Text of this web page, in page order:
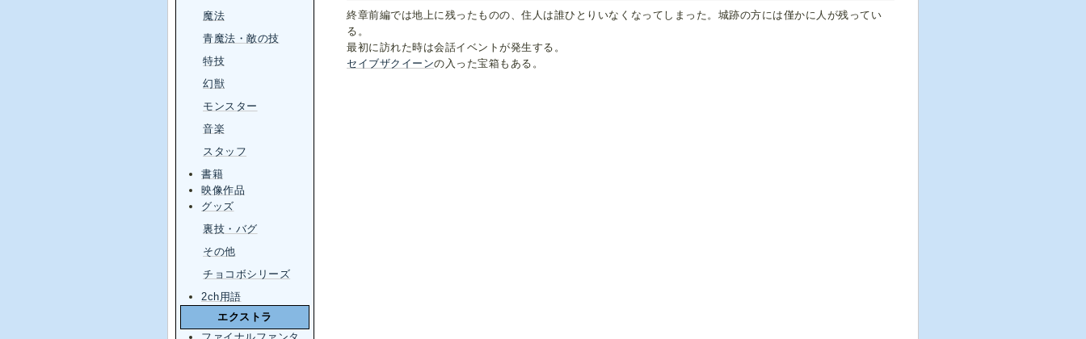
終章前編では地上に残ったものの、住人は誰ひとりいなくなってしまった。城跡の方には僅かに人が残ってい
る。
最初に訪れた時は会話イベントが発生する。
セイブザクイーンの入った宝箱もある。
魔法
青魔法・敵の技
特技
幻獣
モンスター
音楽
スタッフ
書籍
映像作品
グッズ
裏技・バグ
その他
チョコボシリーズ
2ch用語
エクストラ
ファイナルファンタ